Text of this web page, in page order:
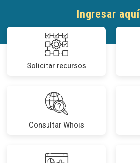
Ingresar aquí
Solicitar recursos
Consultar Whois